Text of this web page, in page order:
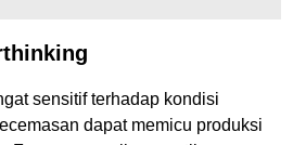
sensitif terhadap kondisi
dapat memicu produksi